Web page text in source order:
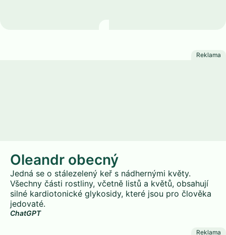
Oleandr obecný
Jedná se o stálezelený keř s nádhernými květy.
Všechny části rostliny, včetně listů a květů, obsahují
silné kardiotonické glykosidy, které jsou pro člověka
jedovaté.
ChatGPT